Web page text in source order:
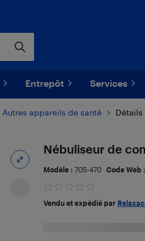
Entrepôt Services
Autres appareils de santé
Nébuliseur de
Modèle : 705-470 Code Web :
Vendu et expédié par